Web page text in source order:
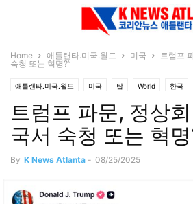
Home 애틀랜타.미국.월드 미국
트럼프
숙청 또는 혁명?”
애틀랜타.미국.월드 미국 탑 World 한국
트럼프 파문, 정상
국서 숙청 또는 혁명
By K News Atlanta - 08/25/2025